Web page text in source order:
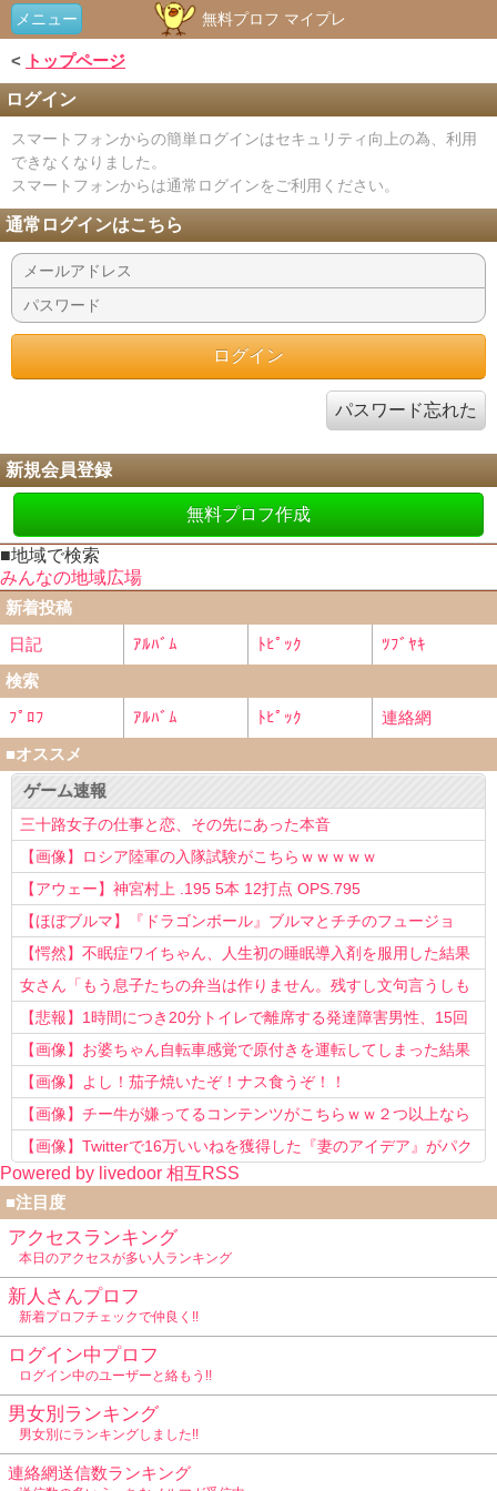
メニュー 無料プロフ マイプレ
< トップページ
ログイン
スマートフォンからの簡単ログインはセキュリティ向上の為、利用
できなくなりました。
スマートフォンからは通常ログインをご利用ください。
通常ログインはこちら
パスワード忘れた
新規会員登録
無料プロフ作成
■地域で検索
みんなの地域広場
新着投稿
日記
ｱﾙﾊﾞﾑ ﾄﾋﾟｯｸ
ﾂﾌﾞﾔｷ
検索
ﾌﾟﾛﾌ
ｱﾙﾊﾞﾑ ﾄﾋﾟｯｸ
連絡網
■オススメ
ゲーム速報
三十路女子の仕事と恋、その先にあった本音
【画像】ロシア陸軍の入隊試験がこちらｗｗｗｗｗ
【アウェー】神宮村上 .195 5本 12打点 OPS.795
【ほぼブルマ】『ドラゴンボール』ブルマとチチのフュージョ
ン、クッソ可愛すぎるwwwwwww
【愕然】不眠症ワイちゃん、人生初の睡眠導入剤を服用した結果
ｗｗｗｗ
女さん「もう息子たちの弁当は作りません。残すし文句言うしも
う知らない！」
【悲報】1時間につき20分トイレで離席する発達障害男性、15回
以上転職を重ねてしまう
【画像】お婆ちゃん自転車感覚で原付きを運転してしまった結果
www
【画像】よし！茄子焼いたぞ！ナス食うぞ！！
【画像】チー牛が嫌ってるコンテンツがこちらｗｗ２つ以上なら
確定ｗｗ
【画像】Twitterで16万いいねを獲得した『妻のアイデア』がパク
リで草www
Powered by livedoor 相互RSS
■注目度
アクセスランキング
本日のアクセスが多い人ランキング
新人さんプロフ
新着プロフチェックで仲良く!!
ログイン中プロフ
ログイン中のユーザーと絡もう!!
男女別ランキング
男女別にランキングしました!!
連絡網送信数ランキング